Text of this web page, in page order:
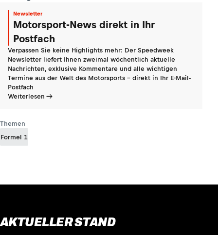
Newsletter
Motorsport-News direkt in Ihr
Postfach
Verpassen Sie keine Highlights mehr: Der Speedweek
Newsletter liefert Ihnen zweimal wöchentlich aktuelle
Nachrichten, exklusive Kommentare und alle wichtigen
Termine aus der Welt des Motorsports - direkt in Ihr E-Mail-
Postfach
Weiterlesen
Themen
Formel 1
AKTUELLER STAND